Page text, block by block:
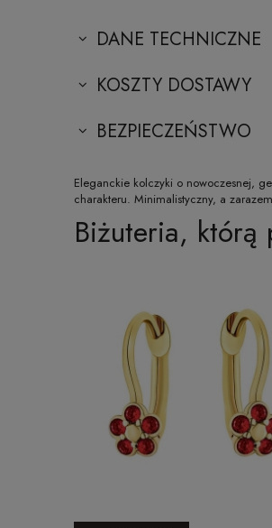
DANE TECHNICZNE
KOSZTY DOSTAWY
BEZPIECZEŃSTWO
Eleganckie kolczyki o nowoczesnej,
charakteru. Minimalistyczny, a
Biżuteria, którą